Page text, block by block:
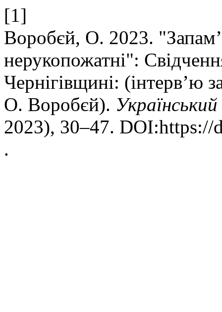
[1]
Воробєй, О. 2023.
нерукопожатні":
Чернігівщині: (інтерв’ю
О. Воробєй).
2023), 30–47.
.